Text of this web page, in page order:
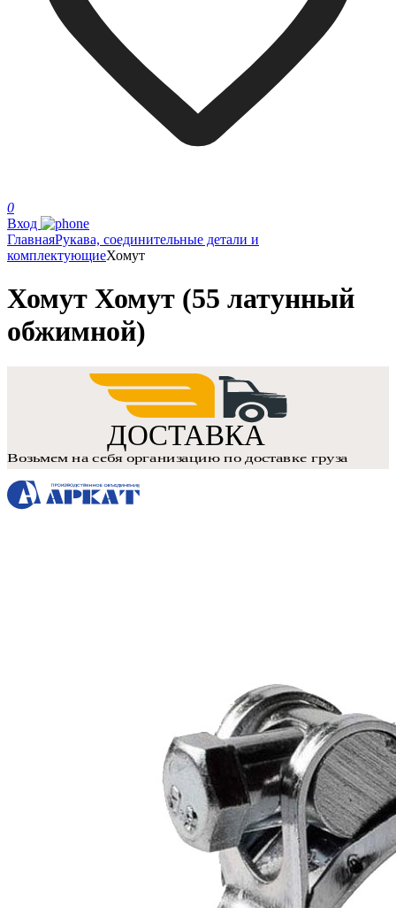
0
Вход
ГлавнаяРукава, соединительные детали и
комплектующиеХомут
Хомут Хомут (55 латунный
обжимной)